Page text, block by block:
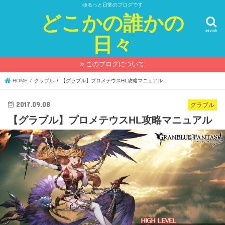
ゆるっと日常のブログです
どこかの誰かの
日々
search
このブログについて
HOME グラブル 【グラブル】プロメテウスHL攻略マニュアル
グラブル
2017.09.08
【グラブル】プロメテウスHL攻略マニュアル